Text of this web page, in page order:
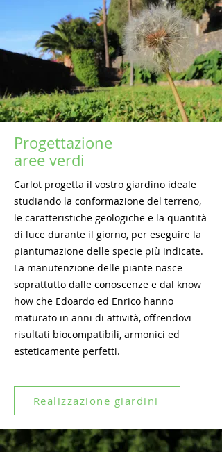
Progettazione
aree verdi
Carlot progetta il vostro giardino ideale
studiando la conformazione del terreno,
le caratteristiche geologiche e la quantità
di luce durante il giorno, per eseguire la
piantumazione delle specie più indicate.
La manutenzione delle piante nasce
soprattutto dalle conoscenze e dal know
how che Edoardo ed Enrico hanno
maturato in anni di attività, offrendovi
risultati biocompatibili, armonici ed
esteticamente perfetti.
Realizzazione giardini